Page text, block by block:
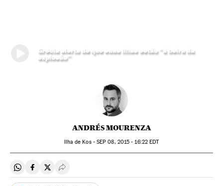
Grécia alerta de que suas ilhas estão “à beira da
explosão”
ANDRÉS MOURENZA
Ilha de Kos - SEP 08, 2015 - 16:22 EDT
Compartir en Whatsapp
Compartir en Facebook
Compartir en Twitter
Desplegar Redes Sociales